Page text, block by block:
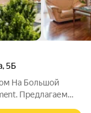
,5Б
На Большой
Предлагаем